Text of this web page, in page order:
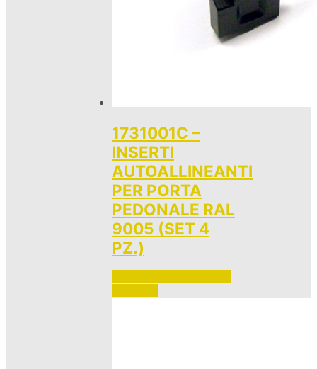
1731001C –
INSERTI
AUTOALLINEANTI
PER PORTA
PEDONALE RAL
9005 (SET 4
PZ.)